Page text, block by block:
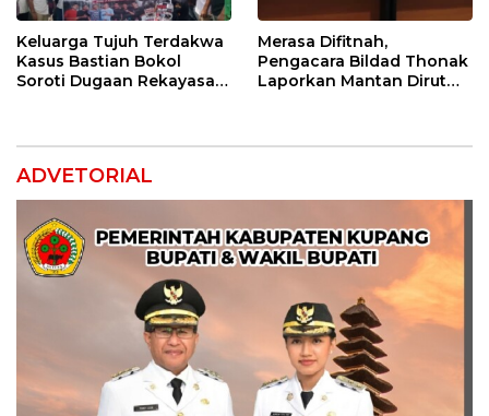
Keluarga Tujuh Terdakwa
Kasus Bastian Bokol
Soroti Dugaan Rekayasa
Merasa Difitnah,
Pengacara Bildad Thonak
Laporkan Mantan Dirut
ADVETORIAL